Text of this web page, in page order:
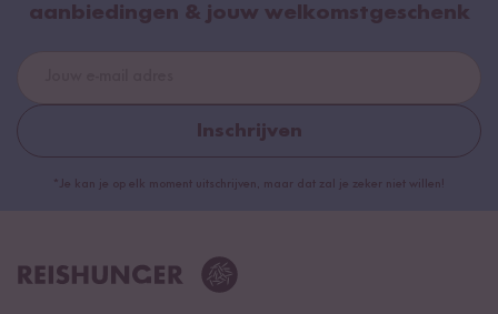
aanbiedingen & jouw welkomstgeschenk
Inschrijven
*Je kan je op elk moment uitschrijven, maar dat zal je zeker niet willen!